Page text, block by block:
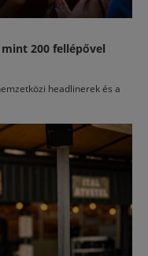
200 fellépővel
headlinerek és a